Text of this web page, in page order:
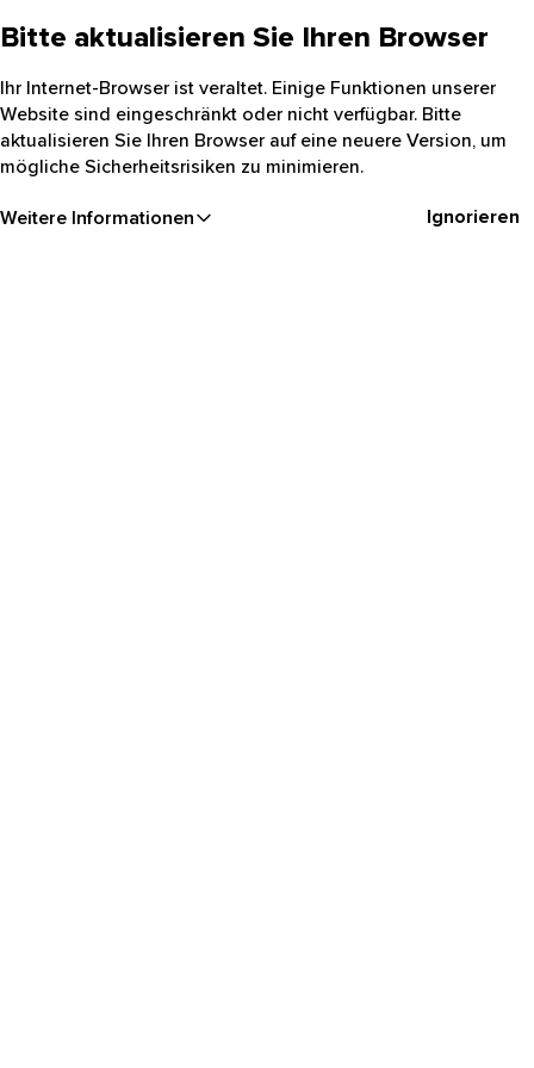
Bitte aktualisieren Sie Ihren Browser
Ihr Internet-Browser ist veraltet. Einige Funktionen unserer
Website sind eingeschränkt oder nicht verfügbar. Bitte
aktualisieren Sie Ihren Browser auf eine neuere Version, um
mögliche Sicherheitsrisiken zu minimieren.
Weitere Informationen Ignorieren